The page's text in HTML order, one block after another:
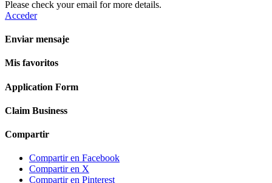
Please check your email for more details.
Acceder
Enviar mensaje
Mis favoritos
Application Form
Claim Business
Compartir
Compartir en Facebook
Compartir en X
Compartir en Pinterest